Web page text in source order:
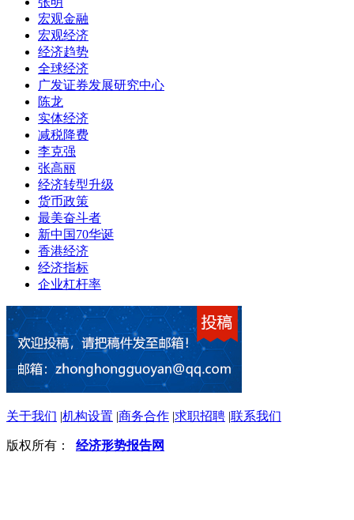
宏观金融
宏观经济
经济趋势
全球经济
广发证券发展研究中心
陈龙
实体经济
减税降费
李克强
张高丽
经济转型升级
货币政策
最美奋斗者
新中国70华诞
香港经济
经济指标
企业杠杆率
关于我们 |机构设置 |商务合作 |求职招聘 |联系我们
版权所有： 经济形势报告网